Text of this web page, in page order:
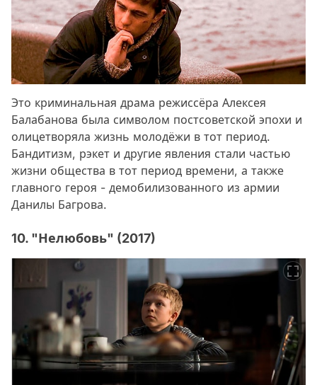
Это криминальная драма режиссёра Алексея
Балабанова была символом постсоветской эпохи и
олицетворяла жизнь молодёжи в тот период.
Бандитизм, рэкет и другие явления стали частью
жизни общества в тот период времени, а также
главного героя - демобилизованного из армии
Данилы Багрова.
10. "Нелюбовь" (2017)